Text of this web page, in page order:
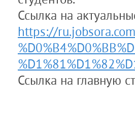
Ссылка на
https://
Ссылка на главную